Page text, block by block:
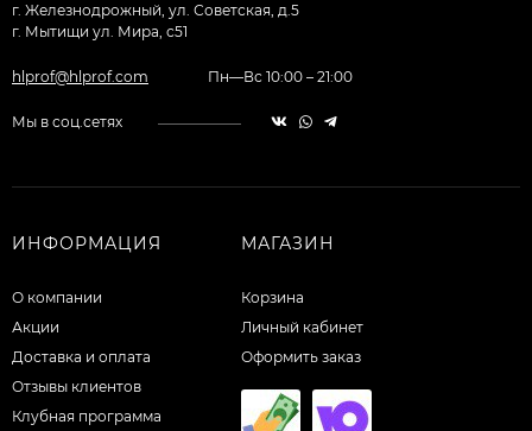
г. Железнодрожный, ул. Советская, д.5
г. Мытищи ул. Мира, с51
hlprof@hlprof.com Пн—Вс 10:00 – 21:00
Мы в соц.сетях
ИНФОРМАЦИЯ
О компании
Акции
Доставка и оплата
Отзывы клиентов
Клубная программа
МАГАЗИН
Корзина
Личный кабинет
Оформить заказ